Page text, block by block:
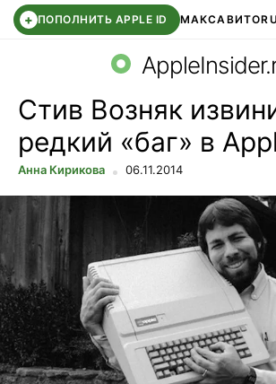
+ ПОПОЛНИТЬ APPLE ID МАКСАВИТО
СБЕР КИДС ВТБ ОНЛАЙН ЧАТ В
Стив Возняк
редкий «баг» в
Анна Кирикова 06.11.2014